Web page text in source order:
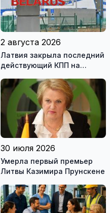
2 августа 2026
Латвия закрыла последний
действующий КПП на
30 июля 2026
Умерла первый премьер
Литвы Казимира Прунскене